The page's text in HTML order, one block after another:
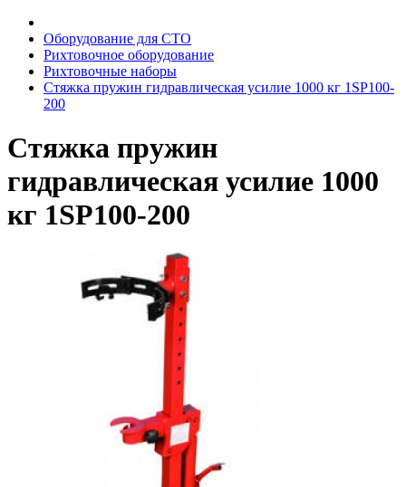
Oбopудoвaниe для CTO
Pиxтoвoчнoe oбopудoвaниe
Pиxтoвoчныe нaбopы
Стяжка пружин гидравлическая усилие 1000 кг 1SP100-
200
Стяжка пружин
гидравлическая усилие 1000
кг 1SP100-200